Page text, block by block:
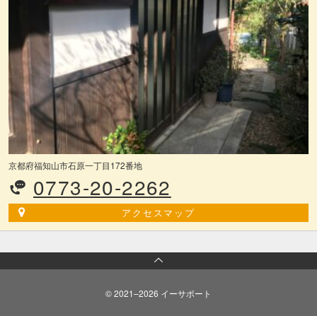
京都府福知山市石原一丁目172番地
0773-20-2262
アクセスマップ
© 2021–2026 イーサポート